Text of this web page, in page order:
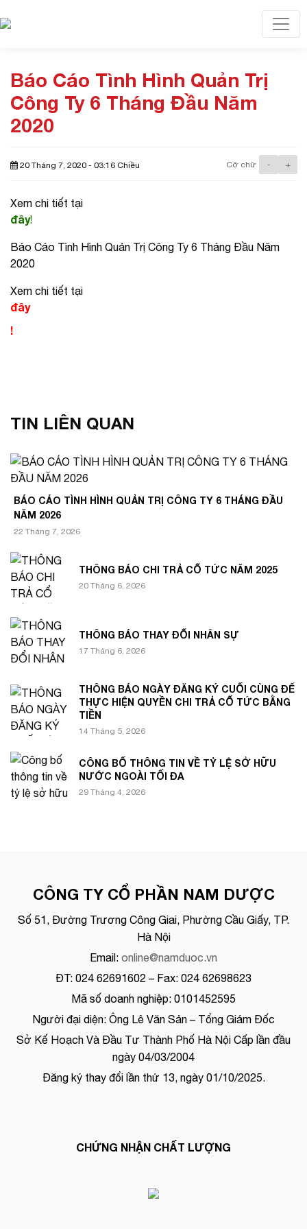
Báo Cáo Tình Hình Quản Trị
Công Ty 6 Tháng Đầu Năm
2020
20 Tháng 7, 2020 - 03:16 Chiều Cỡ chữ - +
Xem chi tiết tại
đây!
Báo Cáo Tình Hình Quản Trị Công Ty 6 Tháng Đầu Năm
2020
Xem chi tiết tại
đây
!
TIN LIÊN QUAN
BÁO CÁO TÌNH HÌNH QUẢN TRỊ CÔNG TY 6 THÁNG ĐẦU
NĂM 2026
22 Tháng 7, 2026
THÔNG BÁO CHI TRẢ CỔ TỨC NĂM 2025
20 Tháng 6, 2026
THÔNG BÁO THAY ĐỔI NHÂN SỰ
17 Tháng 6, 2026
THÔNG BÁO NGÀY ĐĂNG KÝ CUỐI CÙNG ĐỂ
THỰC HIỆN QUYỀN CHI TRẢ CỔ TỨC BẰNG
TIỀN
14 Tháng 5, 2026
CÔNG BỐ THÔNG TIN VỀ TỶ LỆ SỞ HỮU
NƯỚC NGOÀI TỐI ĐA
29 Tháng 4, 2026
CÔNG TY CỔ PHẦN NAM DƯỢC
Số 51, Đường Trương Công Giai, Phường Cầu Giấy, TP.
Hà Nội
Email: online@namduoc.vn
ĐT: 024 62691602 – Fax: 024 62698623
Mã số doanh nghiệp: 0101452595
Người đại diện: Ông Lê Văn Sản – Tổng Giám Đốc
Sở Kế Hoạch Và Đầu Tư Thành Phố Hà Nội Cấp lần đầu
ngày 04/03/2004
Đăng ký thay đổi lần thứ 13, ngày 01/10/2025.
CHỨNG NHẬN CHẤT LƯỢNG